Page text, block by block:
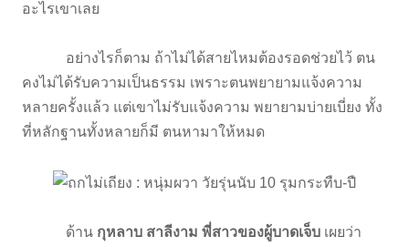
อะไรเขาเลย
อย่างไรก็ตาม ถ้าไม่ได้สายไหมต้องรอดช่วยไว้ ตน
คงไม่ได้รับความเป็นธรรม เพราะตนพยายามแจ้งความ
หลายครั้งแล้ว แต่เขาไม่รับแจ้งความ พยายามบ่ายเบี่ยง ทั้ง
ที่หลักฐานทั้งหลายก็มี ตนหามาให้หมด
ด้าน กุหลาบ สาลีงาม พี่สาวของผู้บาดเจ็บ เผยว่า